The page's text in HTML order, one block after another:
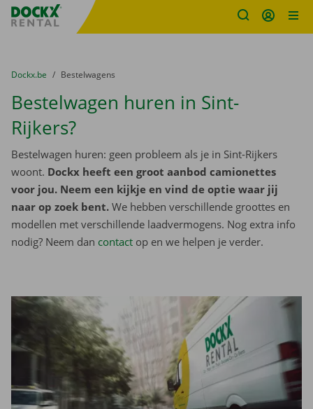
Fratello DEMO
U bevindt zich hier:
van
Dockx.be naar
Bestelwagens
Bestelwagen huren in Sint-
Rijkers?
Bestelwagen huren: geen probleem als je in Sint-Rijkers
woont. Dockx heeft een groot aanbod camionettes
voor jou. Neem een kijkje en vind de optie waar jij
naar op zoek bent. We hebben verschillende groottes en
modellen met verschillende laadvermogens. Nog extra info
nodig? Neem dan contact op en we helpen je verder.